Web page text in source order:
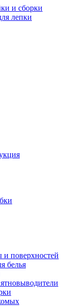
и сборки
лепки
поверхностей
белья